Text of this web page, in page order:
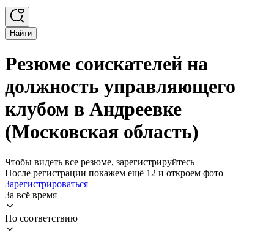
Найти
Резюме соискателей на
должность управляющего
клубом в Андреевке
(Московская область)
Чтобы видеть все резюме, зарегистрируйтесь
После регистрации покажем ещё 12 и откроем фото
Зарегистрироваться
За всё время
По соответствию